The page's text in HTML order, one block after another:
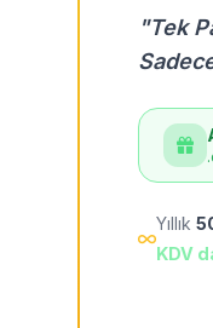
"Tek
Yıllık
KDV